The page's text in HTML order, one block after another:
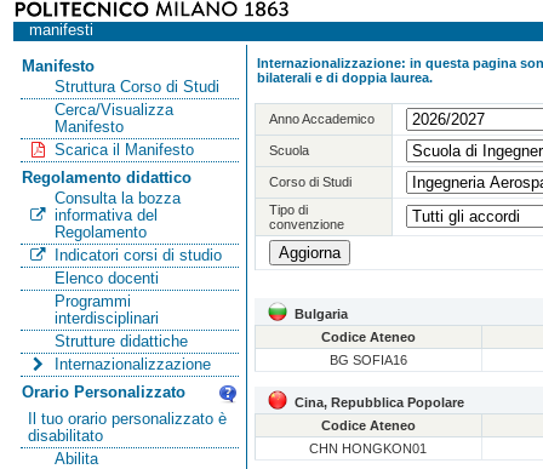
manifesti
Manifesto
Struttura Corso di Studi
Cerca/Visualizza
Manifesto
Scarica il Manifesto
Regolamento didattico
Consulta la bozza
informativa del
Regolamento
Indicatori corsi di studio
Elenco docenti
Programmi
interdisciplinari
Strutture didattiche
Internazionalizzazione
Orario Personalizzato
Il tuo orario personalizzato è
disabilitato
Abilita
Internazionalizzazione: in questa pagina
bilaterali e di doppia laurea.
Anno Accademico
Scuola
Corso di Studi
Tipo di
convenzione
Bulgaria
Codice Ateneo
BG SOFIA16
Cina, Repubblica Popolare
Codice Ateneo
CHN HONGKON01